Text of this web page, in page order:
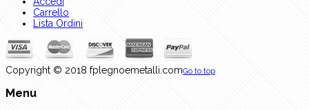
Carrello
Lista Ordini
Copyright © 2018 fplegnoemetalli.comGo to top
Menu